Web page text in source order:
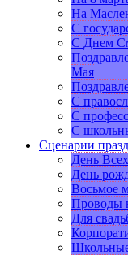
На
С
С Днем
Мая
С
С
С
Сценарии
День
День
Восьмое
Проводы
Для